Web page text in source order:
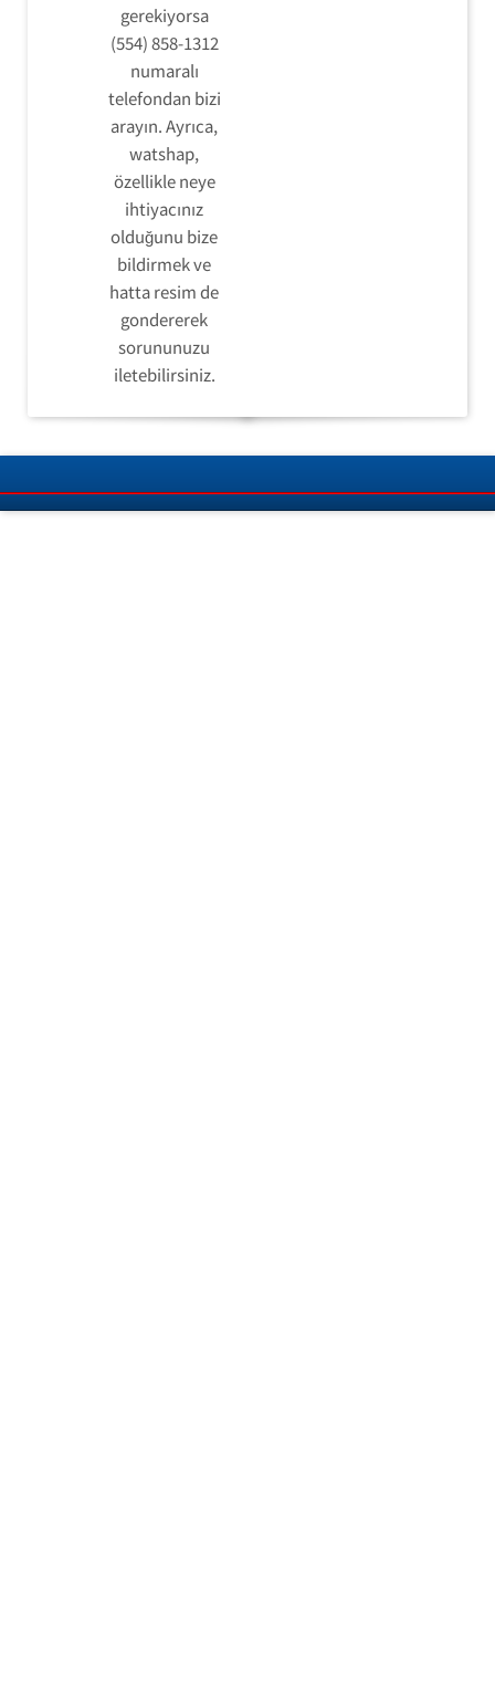
gerekiyorsa
(554) 858-1312
numaralı
telefondan bizi
arayın. Ayrıca,
watshap,
özellikle neye
ihtiyacınız
olduğunu bize
bildirmek ve
hatta resim de
gondererek
sorununuzu
iletebilirsiniz.